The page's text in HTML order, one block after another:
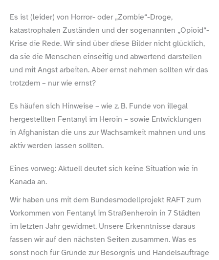
Es ist (leider) von Horror- oder „Zom­bie“-Droge,
katastrophalen Zuständen und der sogenannten „Opioid“-
Krise die Rede. Wir sind über diese Bilder nicht glücklich,
da sie die Menschen einseitig und abwertend darstellen
und mit Angst arbeiten. Aber ernst nehmen sollten wir das
trotzdem – nur wie ernst?
Es häufen sich Hinweise – wie z. B. Funde von illegal
hergestellten Fentanyl im Heroin – sowie Entwicklungen
in Afghanistan die uns zur Wachsamkeit mahnen und uns
aktiv werden lassen sollten.
Eines vorweg: Aktuell deutet sich keine Situation wie in
Kanada an.
Wir haben uns mit dem Bundesmodellprojekt RAFT zum
Vorkommen von Fentanyl im Straßenheroin in 7 Städten
im letzten Jahr gewidmet. Unsere Erkenntnisse daraus
fassen wir auf den nächsten Seiten zusammen. Was es
sonst noch für Gründe zur Besorgnis und Handelsaufträge